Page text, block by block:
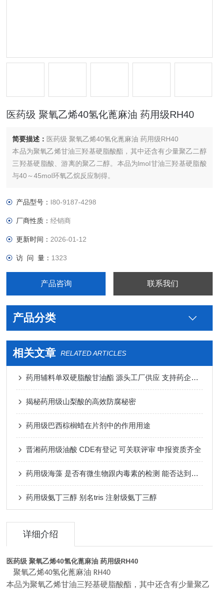
医药级 聚氧乙烯40氢化蓖麻油 药用级RH40
简要描述： 医药级 聚氧乙烯40氢化蓖麻油 药用级RH40
本品为聚氧乙烯甘油三羟基硬脂酸酯，其中还含有少量聚乙二醇
三羟基硬脂酸、游离的聚乙二醇。本品为lmol甘油三羟基硬脂酸
与40～45mol环氧乙烷反应制得。
产品型号： I80-9187-4298
厂商性质：经销商
更新时间： 2026-01-12
访 问 量： 1323
产品咨询 联系我们
产品分类
相关文章 RELATED ARTICLES
药用辅料单双硬脂酸甘油酯 源头工厂供应 支持药企与科研机构
揭秘药用级山梨酸的高效防腐秘密
药用级巴西棕榈蜡在片剂中的作用用途
晋湘药用级油酸 CDE有登记 可关联评审 申报资质齐全
药用级海藻 是否有微生物跟内毒素的检测 能否达到注射级标准
药用级氨丁三醇 别名tris 注射级氨丁三醇
详细介绍
医药级 聚氧乙烯40氢化蓖麻油 药用级RH40
聚氧乙烯40氢化蓖麻油 RH40
本品为聚氧乙烯甘油三羟基硬脂酸酯，其中还含有少量聚乙